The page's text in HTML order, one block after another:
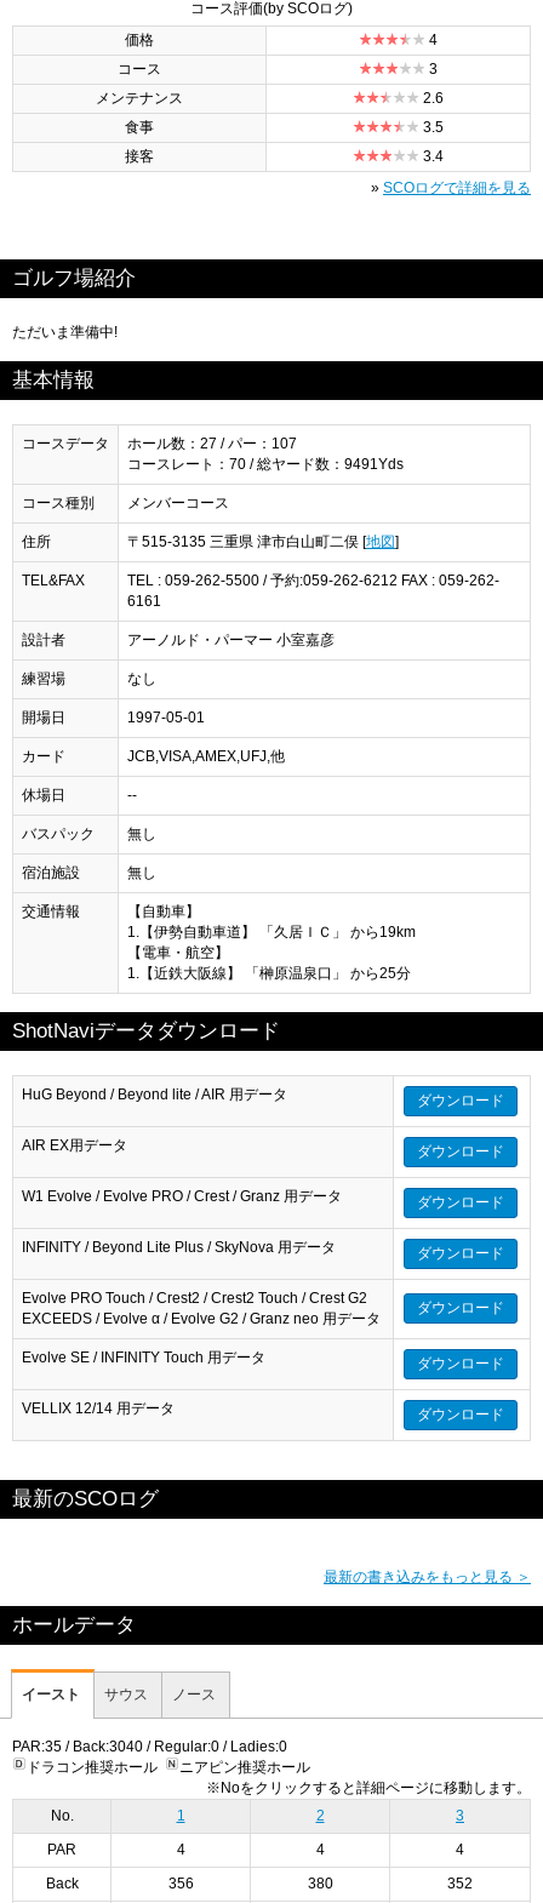
コース評価(by SCOログ)
価格
4
コース
3
メンテナンス
2.6
食事
3.5
接客
3.4
» SCOログで詳細を見る
ゴルフ場紹介
ただいま準備中!
基本情報
コースデータ
ホール数：27 / パー：107
コースレート：70 / 総ヤード数：9491Yds
コース種別 メンバーコース
住所 〒515-3135 三重県 津市白山町二俣 [地図]
TEL&FAX
TEL : 059-262-5500 / 予約:059-262-6212 FAX : 059-262-
6161
設計者 アーノルド・パーマー 小室嘉彦
練習場 なし
開場日 1997-05-01
カード JCB,VISA,AMEX,UFJ,他
休場日 --
バスパック 無し
宿泊施設 無し
交通情報
【自動車】
1.【伊勢自動車道】 「久居ＩＣ」 から19km
【電車・航空】
1.【近鉄大阪線】 「榊原温泉口」 から25分
ShotNaviデータダウンロード
HuG Beyond / Beyond lite / AIR 用データ ダウンロード
AIR EX用データ ダウンロード
W1 Evolve / Evolve PRO / Crest / Granz 用データ ダウンロード
INFINITY / Beyond Lite Plus / SkyNova 用データ ダウンロード
Evolve PRO Touch / Crest2 / Crest2 Touch / Crest G2
EXCEEDS / Evolve α / Evolve G2 / Granz neo 用データ
ダウンロード
Evolve SE / INFINITY Touch 用データ ダウンロード
VELLIX 12/14 用データ ダウンロード
最新のSCOログ
最新の書き込みをもっと見る ＞
ホールデータ
イースト サウス ノース
PAR:35 / Back:3040 / Regular:0 / Ladies:0
ドラコン推奨ホール
ニアピン推奨ホール
※Noをクリックすると詳細ページに移動します。
No.
1 2 3
PAR 4 4 4
Back 356 380 352